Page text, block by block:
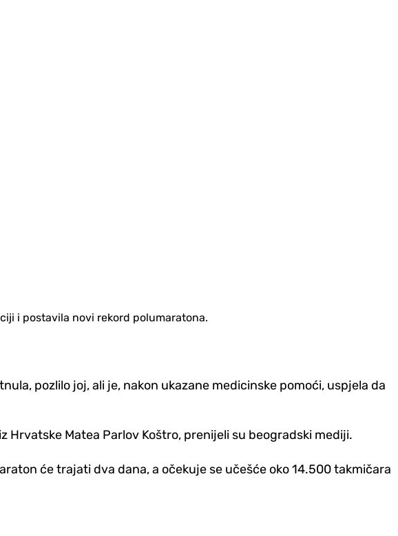
i postavila novi rekord polumaratona.
pozlilo joj, ali je, nakon ukazane medicinske pomoći, uspjela da
Hrvatske Matea Parlov Koštro, prenijeli su beogradski mediji.
će trajati dva dana, a očekuje se učešće oko 14.500 takmičara